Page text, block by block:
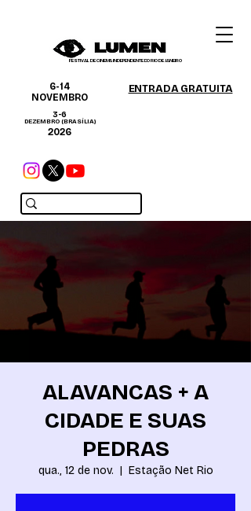
FESTIVAL DE CINEMA INDEPENDENTE DO RIO DE JANEIRO
6-14
NOVEMBRO
3-6
DEZEMBRO (BRASÍLIA)
2026
ENTRADA GRATUITA
ALAVANCAS + A
CIDADE E SUAS
PEDRAS
qua., 12 de nov.
  |
Estação Net Rio